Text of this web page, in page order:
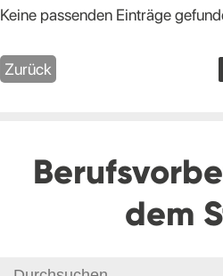
Keine passenden Einträge
Zurück
dem